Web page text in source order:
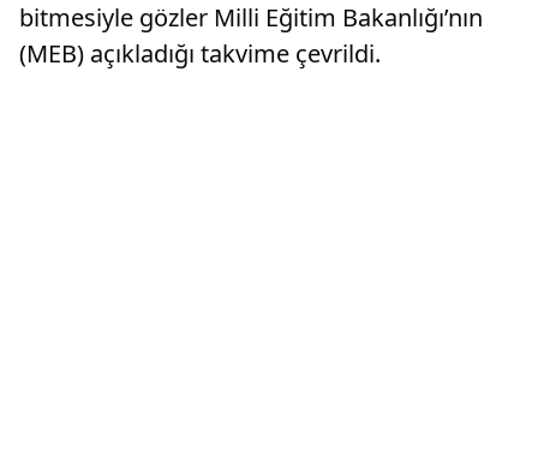
bitmesiyle gözler Milli Eğitim Bakanlığı’nın
(MEB) açıkladığı takvime çevrildi.